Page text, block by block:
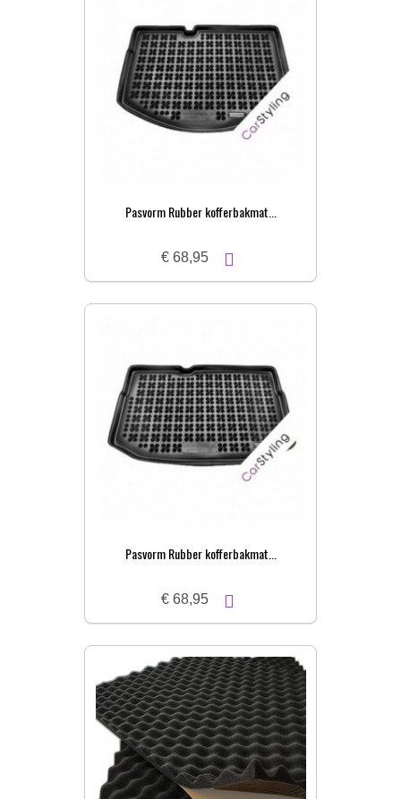
Pasvorm Rubber kofferbakmat...
€ 68,95
Pasvorm Rubber kofferbakmat...
€ 68,95